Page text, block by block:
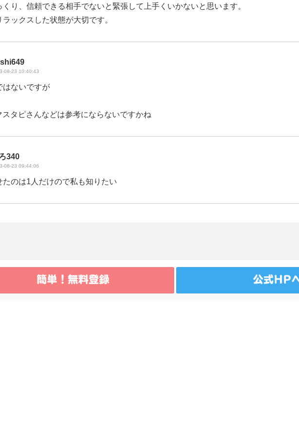
くり、信頼できる相手でないと緊張して上手くいかないと思います。
ックスした状態が大切です。
08-23 10:40:43
はないですが
スタピさんなどは参考にならないですかね
340
08-23 09:44:06
たのは1人だけので私も知りたい